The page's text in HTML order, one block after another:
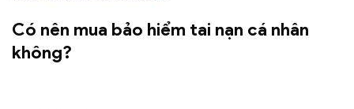
Có nên mua bảo hiểm tai nạn cá nhân
không?